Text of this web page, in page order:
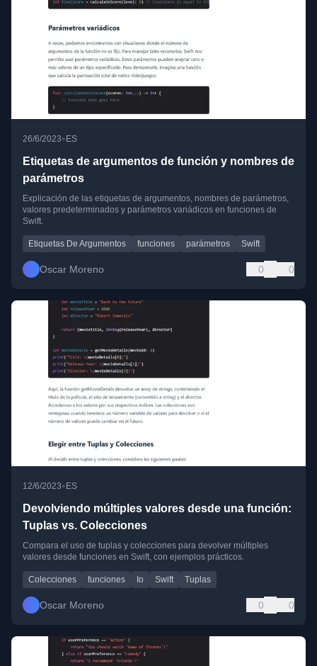
26/6/2023•ES
Etiquetas de argumentos de función y nombres de
parámetros
Explicación de las etiquetas de argumentos, nombres de parámetros,
valores predeterminados y parámetros variádicos en funciones de
Swift.
Etiquetas De Argumentos funciones parámetros Swift
Oscar Moreno 0 0
12/6/2023• ES
Devolviendo múltiples valores desde una función:
Tuplas vs. Colecciones
Compara el uso de tuplas y colecciones para devolver múltiples
valores desde funciones en Swift, con ejemplos prácticos.
Colecciones funciones Io Swift Tuplas
Oscar Moreno 0 0